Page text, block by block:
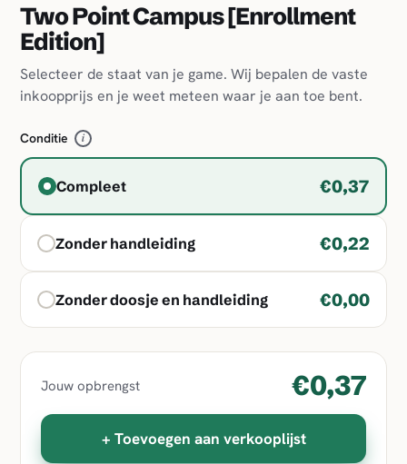
Two Point Campus [Enrollment
Edition]
Selecteer de staat van je game. Wij bepalen de vaste
inkoopprijs en je weet meteen waar je aan toe bent.
Conditie i
Compleet €0,37
Zonder handleiding €0,22
Zonder doosje en handleiding €0,00
Jouw opbrengst €0,37
+ Toevoegen aan verkooplijst